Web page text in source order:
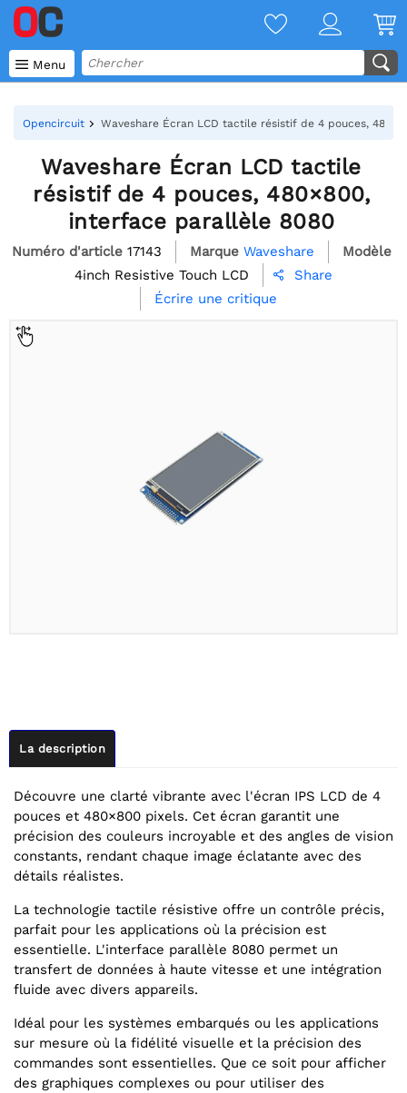
 Menu
Opencircuit Waveshare Écran LCD tactile résistif de 4 pouces,
Waveshare Écran LCD tactile
résistif de 4 pouces, 480×800,
interface parallèle 8080
Numéro d'article 17143 Marque Waveshare
Modèle
4inch Resistive Touch LCD

Share
Écrire une critique
La description
Découvre une clarté vibrante avec l'écran IPS LCD de 4
pouces et 480×800 pixels. Cet écran garantit une
précision des couleurs incroyable et des angles de vision
constants, rendant chaque image éclatante avec des
détails réalistes.
La technologie tactile résistive offre un contrôle précis,
parfait pour les applications où la précision est
essentielle. L'interface parallèle 8080 permet un
transfert de données à haute vitesse et une intégration
fluide avec divers appareils.
Idéal pour les systèmes embarqués ou les applications
sur mesure où la fidélité visuelle et la précision des
commandes sont essentielles. Que ce soit pour afficher
des graphiques complexes ou pour utiliser des